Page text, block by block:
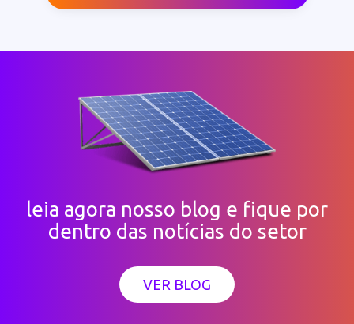
leia agora nosso blog e fique por
dentro das notícias do setor
VER BLOG